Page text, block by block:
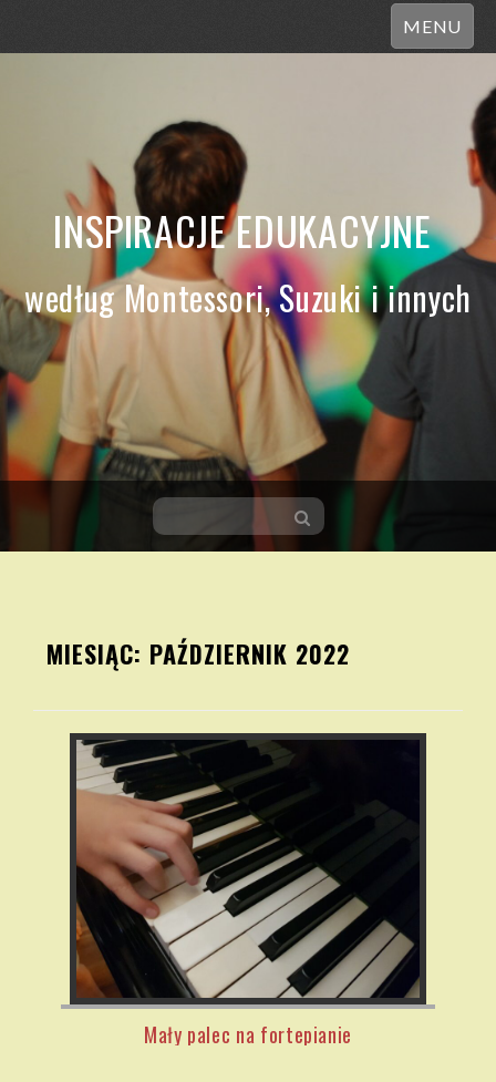
MENU
INSPIRACJE EDUKACYJNE
według Montessori, Suzuki i innych
contentMIESIĄC: PAŹDZIERNIK 2022
Mały palec na fortepianie